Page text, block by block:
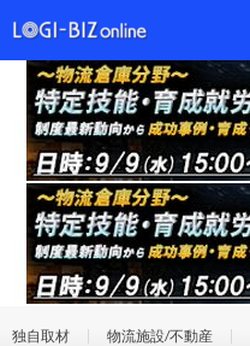
独自取材 物流施設/不動産